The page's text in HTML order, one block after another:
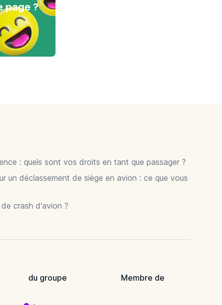
page ?
: quels sont vos droits en tant que passager ?
un déclassement de siège en avion : ce que vous
crash d'avion ?
du groupe Membre de